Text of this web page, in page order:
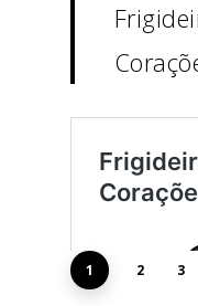
1 2 3